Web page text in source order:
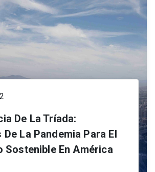
De La Tríada:
La Pandemia Para El
Sostenible En América